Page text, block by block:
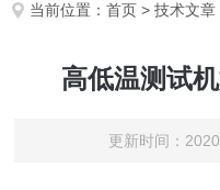
当前位置：首页 >技术文章
高低温测试
更新时间：